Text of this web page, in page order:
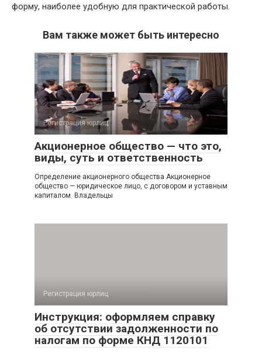
форму, наиболее удобную для практической работы.
Вам также может быть интересно
Регистрация юрлиц
Акционерное общество — что это,
виды, суть и ответственность
Определение акционерного общества Акционерное
общество — юридическое лицо, с договором и уставным
капиталом. Владельцы
Регистрация юрлиц
Инструкция: оформляем справку
об отсутствии задолженности по
налогам по форме КНД 1120101